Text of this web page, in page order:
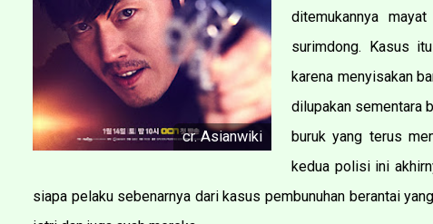
cr. Asianwiki
ditemukannya
surimdong. Kasus
karena menyisakan
dilupakan sementara
buruk yang terus
kedua polisi ini
siapa pelaku sebenarnya dari kasus pembunuhan berantai